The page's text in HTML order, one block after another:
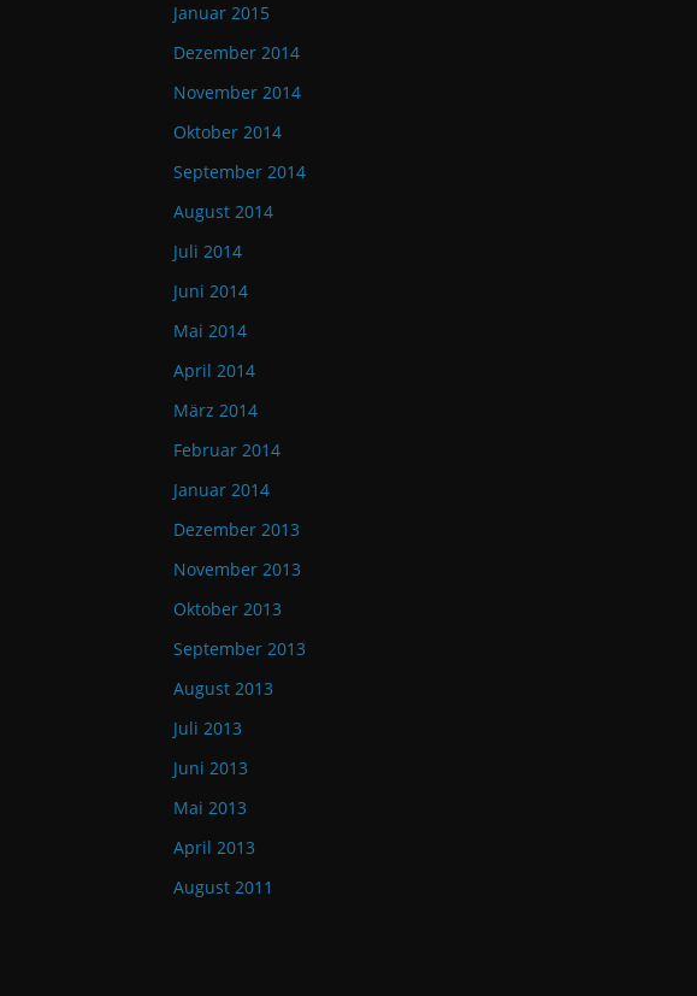
Januar 2015
Dezember 2014
November 2014
Oktober 2014
September 2014
August 2014
Juli 2014
Juni 2014
Mai 2014
April 2014
März 2014
Februar 2014
Januar 2014
Dezember 2013
November 2013
Oktober 2013
September 2013
August 2013
Juli 2013
Juni 2013
Mai 2013
April 2013
August 2011